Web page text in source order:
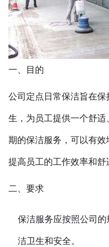
一、目的
公司定点日常保洁旨在
生，为员工提供一个舒
期的保洁服务，可以有效
提高员工的工作效率和舒
二、要求
保洁服务应按照公司
洁卫生和安全。